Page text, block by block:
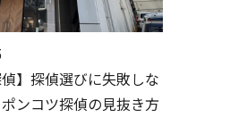
偵】探偵選びに失敗しな
ンコツ探偵の見抜き方